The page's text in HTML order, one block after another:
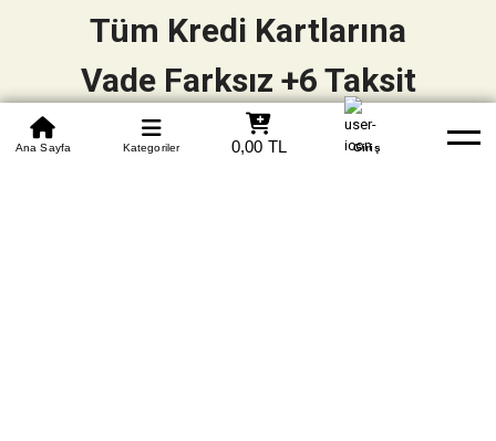
0850 305 09 70
Beden Tablosu Banka Hesapları Whatsapp Yardım
Ana Sayfa Kategoriler 0,00 TL Giriş
Tüm Kredi Kartlarına
Vade Farksız +6 Taksit